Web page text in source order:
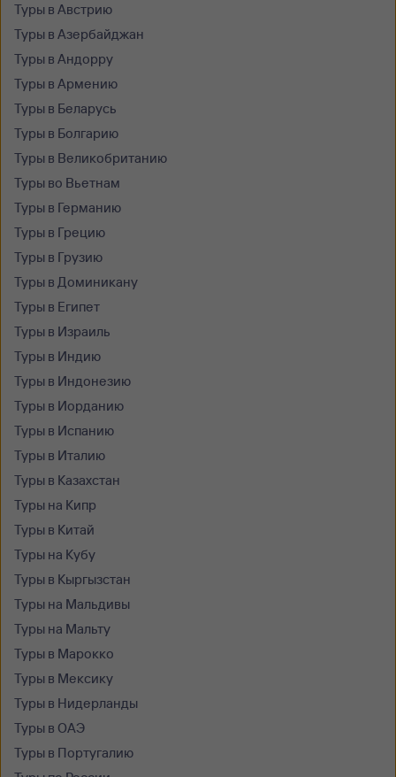
Туры в Австрию
Туры в Азербайджан
Туры в Андорру
Туры в Армению
Туры в Беларусь
Туры в Болгарию
Туры в Великобританию
Туры во Вьетнам
Туры в Германию
Туры в Грецию
Туры в Грузию
Туры в Доминикану
Туры в Египет
Туры в Израиль
Туры в Индию
Туры в Индонезию
Туры в Иорданию
Туры в Испанию
Туры в Италию
Туры в Казахстан
Туры на Кипр
Туры в Китай
Туры на Кубу
Туры в Кыргызстан
Туры на Мальдивы
Туры на Мальту
Туры в Марокко
Туры в Мексику
Туры в Нидерланды
Туры в ОАЭ
Туры в Португалию